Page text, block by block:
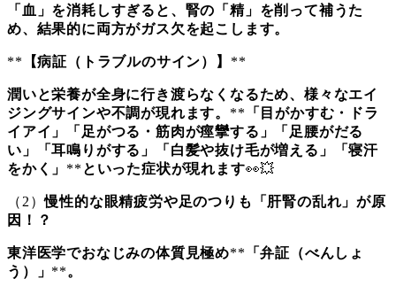
「血」を消耗しすぎると、腎の「精」を削って補うた
め、結果的に両方がガス欠を起こします。
** 【病証（トラブルのサイン）】 **
潤いと栄養が全身に行き渡らなくなるため、様々なエイ
ジングサインや不調が現れます。 ** 「目がかすむ・ドラ
イアイ」「足がつる・筋肉が痙攣する」「足腰がだる
い」「耳鳴りがする」「白髪や抜け毛が増える」「寝汗
をかく」 ** といった症状が現れます👀💥
（2）慢性的な眼精疲労や足のつりも「肝腎の乱れ」が原
因！？
東洋医学でおなじみの体質見極め** 「弁証（べんしょ
う）」 **。